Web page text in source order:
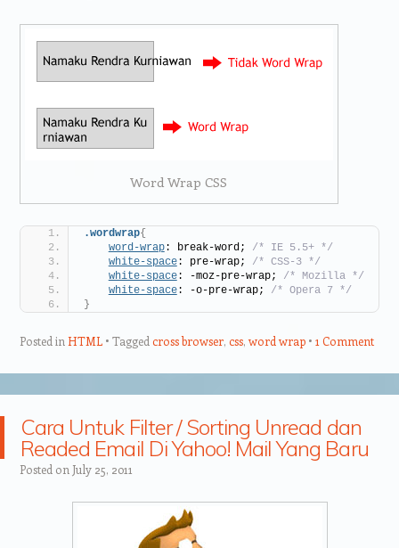
Word Wrap CSS
.wordwrap{
word-wrap: break-word; /* IE 5.5+ */
white-space: pre-wrap; /* CSS-3 */
white-space: -moz-pre-wrap; /* Mozilla */
white-space: -o-pre-wrap; /* Opera 7 */
}
Posted in HTML Tagged cross browser, css,word wrap 1 Comment
Cara Untuk Filter / Sorting Unread dan
Readed Email Di Yahoo! Mail Yang Baru
Posted on July 25, 2011